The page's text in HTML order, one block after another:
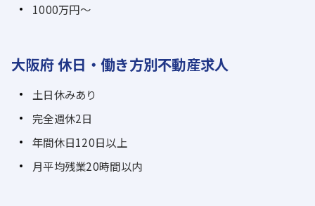
1000万円～
大阪府 休日・働き方別不動産求人
土日休みあり
完全週休2日
年間休日120日以上
月平均残業20時間以内